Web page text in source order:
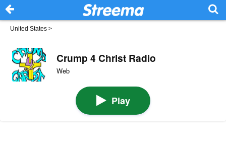
United States >
Crump 4 Christ Radio
Web
Play